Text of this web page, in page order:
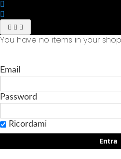
You have no items in your
Email
Password
Ricordami
Entra